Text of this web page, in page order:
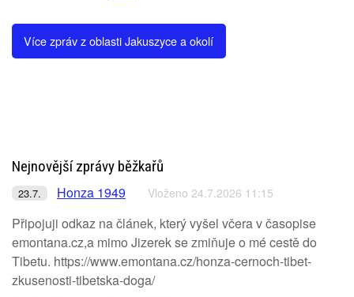
Více zpráv z oblasti Jakuszyce a okolí
Nejnovější zprávy běžkařů
23.7. Honza 1949 Vloženo 24.7.2026 11:15
Připojuji odkaz na článek, který vyšel včera v časopise
emontana.cz,a mimo Jizerek se zmiňuje o mé cestě do
Tibetu. https://www.emontana.cz/honza-cernoch-tibet-
zkusenosti-tibetska-doga/